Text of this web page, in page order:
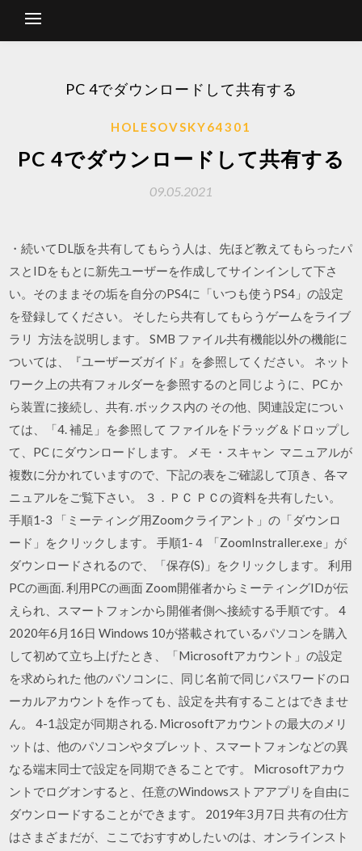
PC 4でダウンロードして共有する
HOLESOVSKY64301
PC 4でダウンロードして共有する
09.05.2021
・続いてDL版を共有してもらう人は、先ほど教えてもらったパ
スとIDをもとに新先ユーザーを作成してサインインして下さ
い。そのままその垢を自分のPS4に「いつも使うPS4」の設定
を登録してください。 そしたら共有してもらうゲームをライブ
ラリ 方法を説明します。 SMB ファイル共有機能以外の機能に
ついては、『ユーザーズガイド』を参照してください。 ネット
ワーク上の共有フォルダーを参照するのと同じように、PC か
ら装置に接続し、共有. ボックス内の その他、関連設定につい
ては、「4. 補足」を参照して ファイルをドラッグ＆ドロップし
て、PC にダウンロードします。 メモ ・スキャン マニュアルが
複数に分かれていますので、下記の表をご確認して頂き、各マ
ニュアルをご覧下さい。 ３．ＰＣ ＰＣの資料を共有したい。
手順1-3 「ミーティング用Zoomクライアント」の「ダウンロ
ード」をクリックします。 手順1-４ 「ZoomInstraller.exe」が
ダウンロードされるので、「保存(S)」をクリックします。 利用
PCの画面. 利用PCの画面 Zoom開催者からミーティングIDが伝
えられ、スマートフォンから開催者側へ接続する手順です。 4
2020年6月16日 Windows 10が搭載されているパソコンを購入
して初めて立ち上げたとき、「Microsoftアカウント」の設定
を求められた 他のパソコンに、同じ名前で同じパスワードのロ
ーカルアカウントを作っても、設定を共有することはできませ
ん。 4-1.設定が同期される. Microsoftアカウントの最大のメリ
ットは、他のパソコンやタブレット、スマートフォンなどの異
なる端末同士で設定を同期できることです。 Microsoftアカウ
ントでログオンすると、任意のWindowsストアアプリを自由に
ダウンロードすることができます。 2019年3月7日 共有の仕方
はさまざまだが、ここでおすすめしたいのは、オンラインスト